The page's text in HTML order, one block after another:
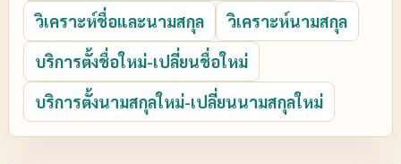
วิเคราะห์ชื่อและนามสกุล
วิเคราะห์นามสกุล
บริการตั้งชื่อใหม่-เปลี่ยนชื่อใหม่
บริการตั้งนามสกุลใหม่-เปลี่ยนนามสกุลใหม่